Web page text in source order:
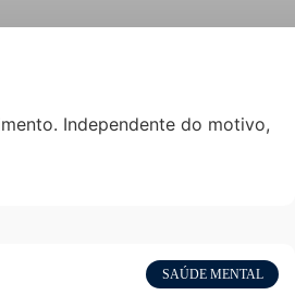
Independente do motivo,
SAÚDE MENTAL